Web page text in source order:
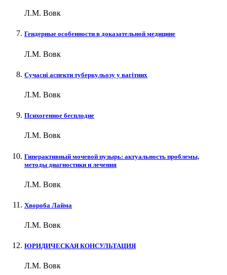
Л.М. Вовк
Гендерные особенности в доказательной медицине
Л.М. Вовк
Сучасні аспекти туберкульозу у вагітних
Л.М. Вовк
Психогенное бесплодие
Л.М. Вовк
Гиперактивный мочевой пузырь: актуальность проблемы,
методы диагностики и лечения
Л.М. Вовк
Хвороба Лайма
Л.М. Вовк
ЮРИДИЧЕСКАЯ КОНСУЛЬТАЦИЯ
Л.М. Вовк